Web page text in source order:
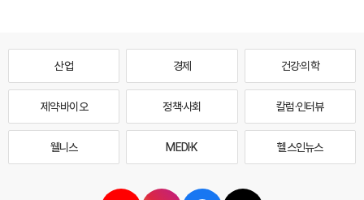
산업 경제 건강·의학
제약·바이오 정책·사회 칼럼·인터뷰
웰니스 MEDI·K 헬스인뉴스